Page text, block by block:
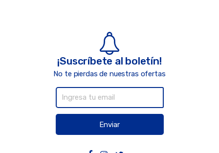
¡Suscríbete al boletín!
No te pierdas de nuestras ofertas
Enviar